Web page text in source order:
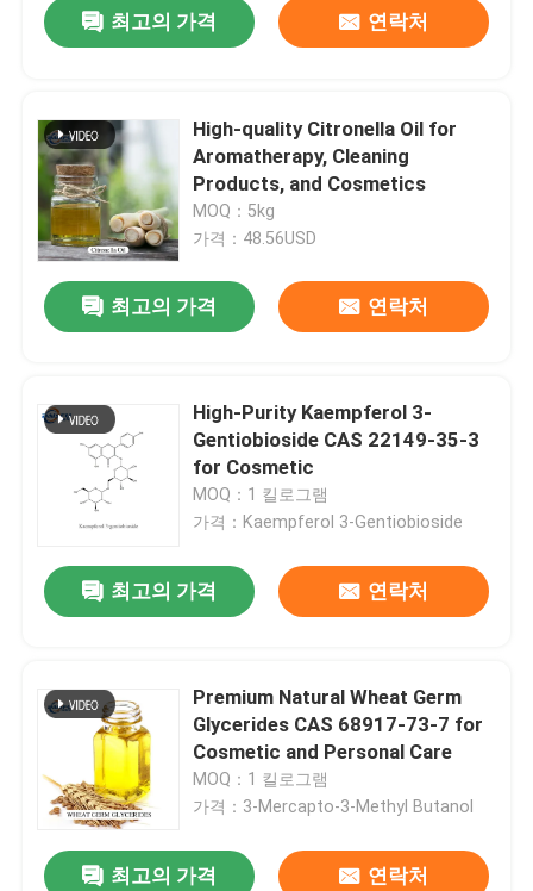
메시지를 남겨주세요
곧 다시 연락 드리겠습니다!
제출
최고의 가격 연락처
High-quality Citronella Oil for
Aromatherapy, Cleaning
Products, and Cosmetics
MOQ：5kg
가격：48.56USD
최고의 가격 연락처
High-Purity Kaempferol 3-
Gentiobioside CAS 22149-35-3
for Cosmetic
MOQ：1 킬로그램
가격：Kaempferol 3-Gentiobioside
최고의 가격 연락처
Premium Natural Wheat Germ
Glycerides CAS 68917-73-7 for
Cosmetic and Personal Care
MOQ：1 킬로그램
가격：3-Mercapto-3-Methyl Butanol
최고의 가격 연락처